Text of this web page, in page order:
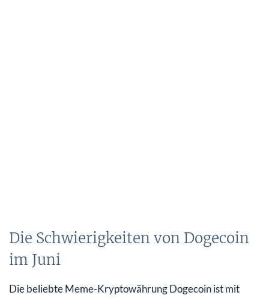
Die Schwierigkeiten von Dogecoin
im Juni
Die beliebte Meme-Kryptowährung Dogecoin ist mit